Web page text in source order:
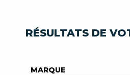
RÉSULTATS DE
MARQUE